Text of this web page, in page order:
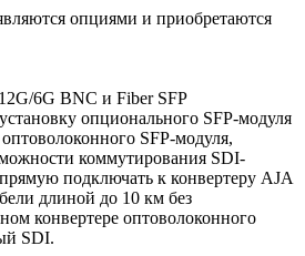
опциями и приобретаются
6G BNC и Fiber SFP
опционального SFP-модуля
SFP-модуля,
коммутирования SDI-
подключать к конвертеру AJA
длиной до 10 км без
конвертере оптоволоконного
SDI.